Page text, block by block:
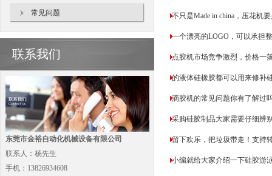
常见问题
联系我们
东莞市金裕自动化机械设备有限公司
联系人：杨先生
手机：13826934608
不只是Made in china，压花机
一个漂亮的LOGO，可以承担
点胶机市场竞争激烈，价格一
的液体硅橡胶都可以用来修补
滴胶机的常见问题你有了解过
采购硅胶制品大家需要仔细辨
留下欢乐，把垃圾带走！支持
小编就给大家介绍一下硅胶游